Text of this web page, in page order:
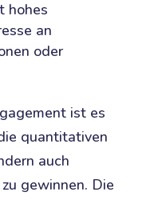
hohes
an
oder
ist es
quantitativen
auch
gewinnen. Die